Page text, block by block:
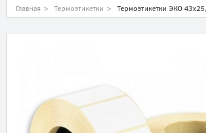
Главная > Термоэтикетки > Термоэтикетки ЭКО